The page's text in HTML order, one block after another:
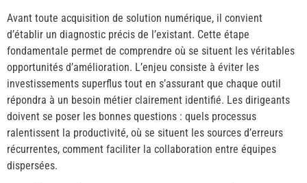
Avant toute acquisition de solution numérique, il convient
d’établir un diagnostic précis de l’existant. Cette étape
fondamentale permet de comprendre où se situent les véritables
opportunités d’amélioration. L’enjeu consiste à éviter les
investissements superflus tout en s’assurant que chaque outil
répondra à un besoin métier clairement identifié. Les dirigeants
doivent se poser les bonnes questions : quels processus
ralentissent la productivité, où se situent les sources d’erreurs
récurrentes, comment faciliter la collaboration entre équipes
dispersées.